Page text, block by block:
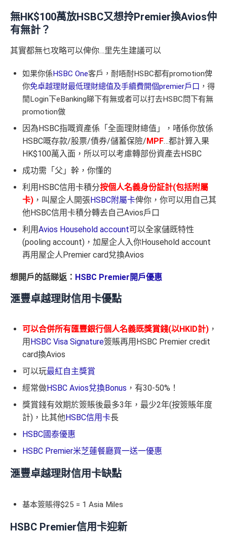
無HK$100萬放HSBC又想拎Premier換Avios仲
有無計？
其實都無乜攻略可以俾你…里先生建議可以
如果你係HSBC One客戶，耐唔耐HSBC都有promotion俾
你免卓越理財最低理財總值及手續費開個premier戶口 ，得
閒Login下eBanking睇下有無或者可以打去HSBC問下有無
promotion做
因為HSBC指嘅資產係「全面理財總值」，啫係你放係
HSBC嘅存款/股票/債券/儲蓄保險/MPF…都計算入果
HK$100萬入面，所以可以考慮轉部份資產去HSBC
成功需「父」幹，你懂的
利用HSBC信用卡積分按個人名義身份証計(包括附屬
卡) ，叫屋企人開張HSBC附屬卡俾你，你可以用自己其
他HSBC信用卡積分轉去自己Avios戶口
利用Avios Household account可以全家儲既特性
(pooling account)，加屋企人入你Household account
再用屋企人Premier card兌換Avios
想開戶的話睇返： HSBC Premier開戶優惠
滙豐卓越理財信用卡優點
可以合併所有匯豐銀行個人名義既獎賞錢(以HKID計) ，
用 HSBC Visa Signature簽賬再用HSBC Premier credit
card換Avios
可以玩最紅自主獎賞
經常做HSBC Avios兌換Bonus ，有30-50%！
獎賞錢有效期於簽賬後最多3年，最少2年(按簽賬年度
計)，比其他HSBC信用卡長
HSBC國泰優惠
HSBC Premier米芝蓮餐廳買一送一優惠
滙豐卓越理財信用卡缺點
基本簽賬得$25 = 1 Asia Miles
HSBC Premier信用卡迎新